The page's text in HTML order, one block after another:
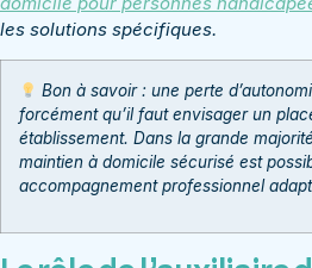
les solutions spécifiques.
Bon à savoir : une perte
forcément qu’il faut envisager un
établissement. Dans la grande
maintien à domicile sécurisé est
accompagnement professionnel